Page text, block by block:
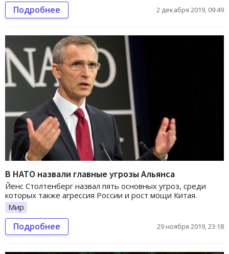
Подробнее 2 декабря 2019, 09:49
В НАТО назвали главные угрозы Альянса
Йенс Столтенберг назвал пять основных угроз, среди
которых также агрессия России и рост мощи Китая.
Мир
Подробнее 29 ноября 2019, 23:18